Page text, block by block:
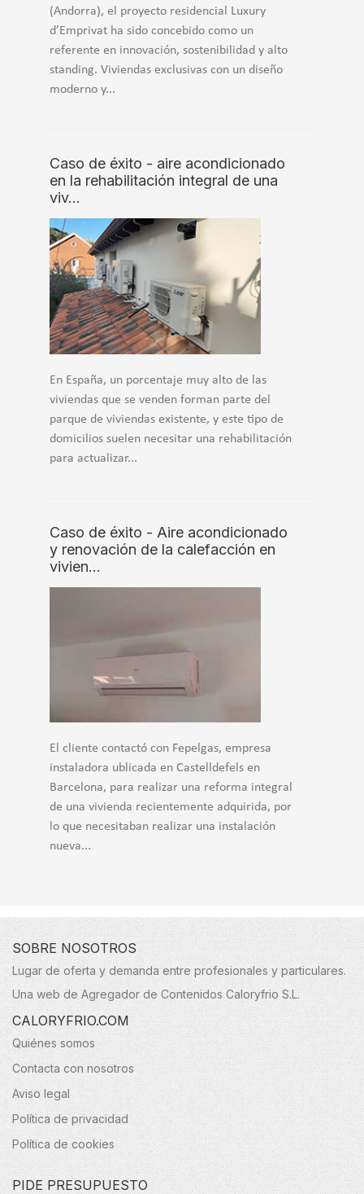
(Andorra), el proyecto residencial Luxury
d’Emprivat ha sido concebido como un
referente en innovación, sostenibilidad y alto
standing. Viviendas exclusivas con un diseño
moderno y...
Caso de éxito - aire acondicionado
en la rehabilitación integral de una
viv…
En España, un porcentaje muy alto de las
viviendas que se venden forman parte del
parque de viviendas existente, y este tipo de
domicilios suelen necesitar una rehabilitación
para actualizar...
Caso de éxito - Aire acondicionado
y renovación de la calefacción en
vivien…
El cliente contactó con Fepelgas, empresa
instaladora ublicada en Castelldefels en
Barcelona, para realizar una reforma integral
de una vivienda recientemente adquirida, por
lo que necesitaban realizar una instalación
nueva...
SOBRE NOSOTROS
Lugar de oferta y demanda entre profesionales y particulares.
Una web de Agregador de Contenidos Caloryfrio S.L.
CALORYFRIO.COM
Quiénes somos
Contacta con nosotros
Aviso legal
Política de privacidad
Política de cookies
PIDE PRESUPUESTO